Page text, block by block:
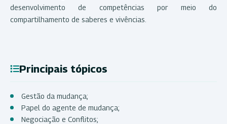
desenvolvimento de competências por meio do
compartilhamento de saberes e vivências.
Principais tópicos
Gestão da mudança;
Papel do agente de mudança;
Negociação e Conflitos;